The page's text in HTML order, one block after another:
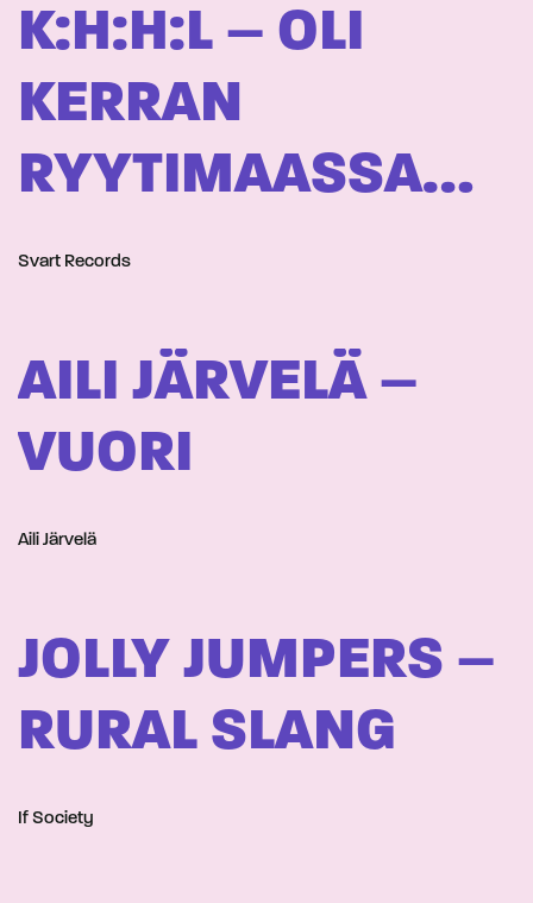
K:H:H:L – OLI
KERRAN
RYYTIMAASSA…
Svart Records
AILI JÄRVELÄ –
VUORI
Aili Järvelä
JOLLY JUMPERS –
RURAL SLANG
If Society